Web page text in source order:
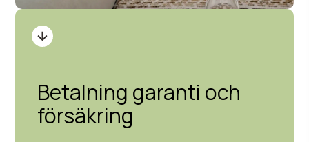
Betalning garanti och
försäkring